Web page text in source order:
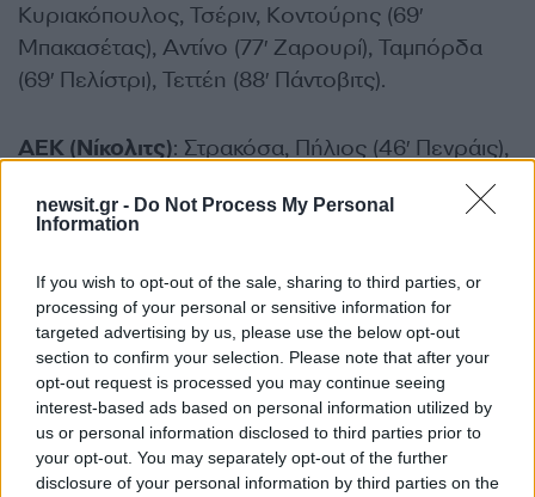
newsit.gr - Do Not Process My Personal
Information
If you wish to opt-out of the sale, sharing to third parties, or
processing of your personal or sensitive information for
targeted advertising by us, please use the below opt-out
section to confirm your selection. Please note that after your
opt-out request is processed you may continue seeing
interest-based ads based on personal information utilized by
us or personal information disclosed to third parties prior to
your opt-out. You may separately opt-out of the further
disclosure of your personal information by third parties on the
Κυριακόπουλος, Τσέριν, Κοντούρης (69′
Μπακασέτας), Αντίνο (77′ Ζαρουρί), Ταμπόρδα
(69′ Πελίστρι), Τεττέη (88′ Πάντοβιτς).
ΑΕΚ (Νίκολιτς): Στρακόσα, Πήλιος (46′ Πενράις),
Ρέλβας, Μουκουντί, Ρότα, Πινέδα (73′ Ελίασον),
Μαρίν, Κοϊτά, Περέιρα (58′ Ζοάο Μάριο), Ζίνι (58′
ΔΙΑΦΗΜΙΣΗ